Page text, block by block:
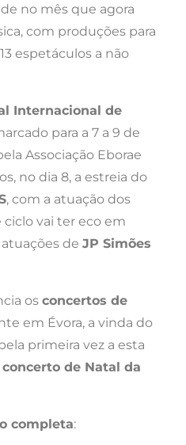
no mês que agora
com produções para
espetáculos a não
Internacional de
para a 7 a 9 de
Associação Eborae
no dia 8, a estreia do
, com a atuação dos
ciclo vai ter eco em
de JP Simões
os concertos de
em Évora, a vinda do
primeira vez a esta
concerto de Natal da
completa: